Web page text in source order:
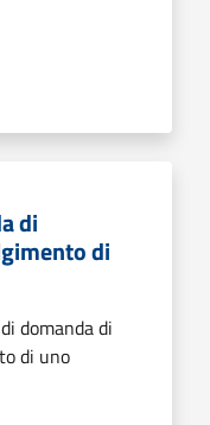
di
di
domanda di
di uno